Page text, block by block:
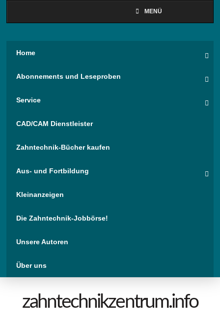
MENÜ
Home
Abonnements und Leseproben
Service
CAD/CAM Dienstleister
Zahntechnik-Bücher kaufen
Aus- und Fortbildung
Kleinanzeigen
Die Zahntechnik-Jobbörse!
Unsere Autoren
Über uns
zahntechnikzentrum.info